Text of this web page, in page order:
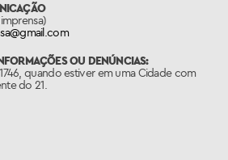
OU DENÚNCIAS:
quando estiver em uma Cidade com
do 21.